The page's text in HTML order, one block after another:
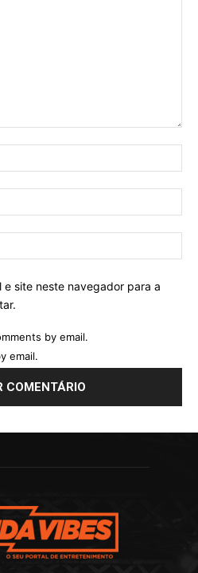
e site neste navegador para a
by email.
email.